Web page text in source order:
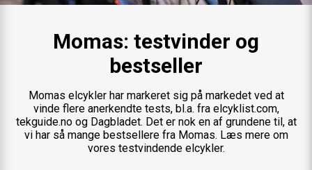
Momas: testvinder og
bestseller
Momas elcykler har markeret sig på markedet ved at
vinde flere anerkendte tests, bl.a. fra elcyklist.com,
tekguide.no og Dagbladet. Det er nok en af grundene til, at
vi har så mange bestsellere fra Momas. Læs mere om
vores testvindende elcykler.